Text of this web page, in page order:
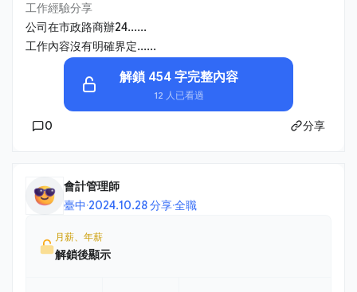
工作經驗分享
公司在市政路商辦24......
工作內容沒有明確界定......
解鎖 454 字完整內容
12 人已看過
0 分享
會計管理師
臺中·2024.10.28 分享·全職
月薪、年薪
解鎖後顯示